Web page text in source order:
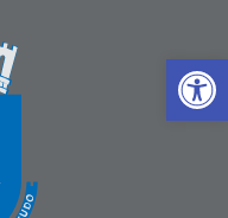
Vis